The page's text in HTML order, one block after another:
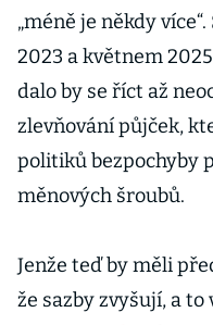
„méně je někdy
2023 a květnem
dalo by se říct až
zlevňování půjček,
politiků bezpochyby
měnových šroubů.
Jenže teď by měli
že sazby zvyšují, a to